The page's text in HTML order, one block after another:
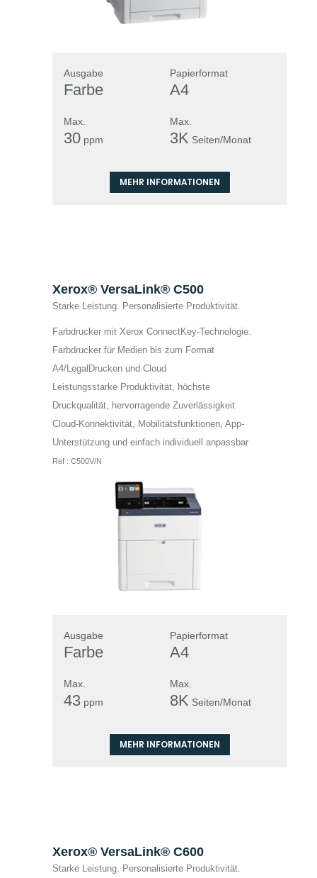
Ausgabe
Farbe
Papierformat
A4
Max.
30 ppm
Max.
3K Seiten/Monat
MEHR INFORMATIONEN
Xerox® VersaLink® C500
Starke Leistung. Personalisierte Produktivität.
Farbdrucker mit Xerox ConnectKey-Technologie.
Farbdrucker für Medien bis zum Format
A4/LegalDrucken und Cloud
Leistungsstarke Produktivität, höchste
Druckqualität, hervorragende Zuverlässigkeit
Cloud-Konnektivität, Mobilitätsfunktionen, App-
Unterstützung und einfach individuell anpassbar
Ref : C500V/N
Ausgabe
Farbe
Papierformat
A4
Max.
43 ppm
Max.
8K Seiten/Monat
MEHR INFORMATIONEN
Xerox® VersaLink® C600
Starke Leistung. Personalisierte Produktivität.